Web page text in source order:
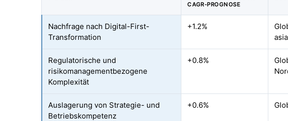
CAGR-PROGNOSE
Nachfrage nach Digital-First-
Transformation
+1.2%
Regulatorische und
risikomanagementbezogene
Komplexität
+0.8%
Auslagerung von Strategie- und
Betriebskompetenz
+0.6%